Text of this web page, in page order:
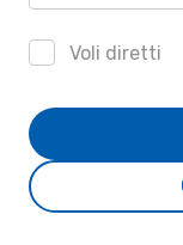
Voli diretti